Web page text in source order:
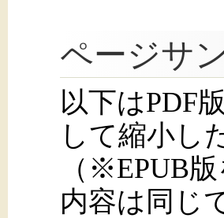
ページサ
以下はPDF
して縮小し
（※EPUB
内容は同じ